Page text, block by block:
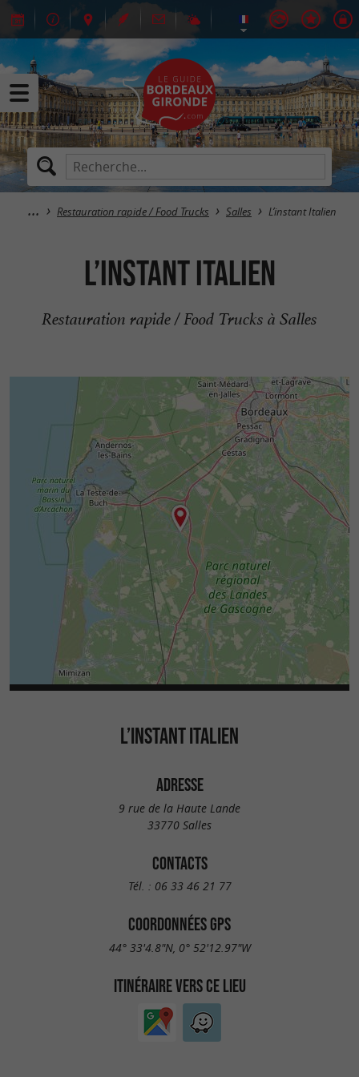
Restauration rapide / Food Trucks Salles L’instant Italien
L’instant Italien
Restauration rapide / Food Trucks à Salles
L’INSTANT ITALIEN
ADRESSE
9 rue de la Haute Lande
33770 Salles
CONTACTS
Tél. : 06 33 46 21 77
COORDONNÉES GPS
44° 33'4.8"N, 0° 52'12.97"W
ITINÉRAIRE VERS CE LIEU